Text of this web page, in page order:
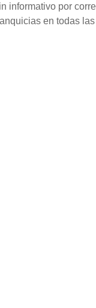
informativo por
en todas